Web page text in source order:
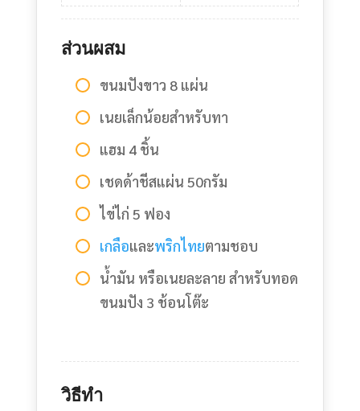
ส่วนผสม
ขนมปังขาว 8 แผ่น
เนยเล็กน้อยสำหรับทา
แฮม 4 ชิ้น
เชดด้าชีสแผ่น 50กรัม
ไข่ไก่ 5 ฟอง
เกลือและพริกไทยตามชอบ
น้ำมัน หรือเนยละลาย สำหรับทอด
ขนมปัง 3 ช้อนโต๊ะ
วิธีทำ